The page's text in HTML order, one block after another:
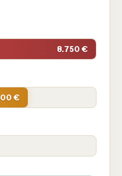
8.750 €
€